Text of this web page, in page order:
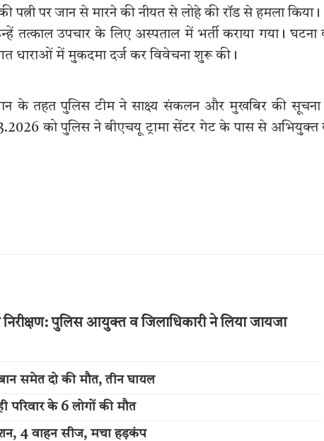
पर जान से मारने की नीयत से लोहे की रॉड से हमला किया।
उपचार के लिए अस्पताल में भर्ती कराया गया। घटना
धाराओं में मुकदमा दर्ज कर विवेचना शुरू की।
के तहत पुलिस टीम ने साक्ष्य संकलन और मुखबिर की
को पुलिस ने बीएचयू ट्रामा सेंटर गेट के पास से अभियुक्त
निरीक्षण: पुलिस आयुक्त व जिलाधिकारी ने लिया जायजा
समेत दो की मौत, तीन घायल
परिवार के 6 लोगों की मौत
4 वाहन सीज, मचा हड़कंप